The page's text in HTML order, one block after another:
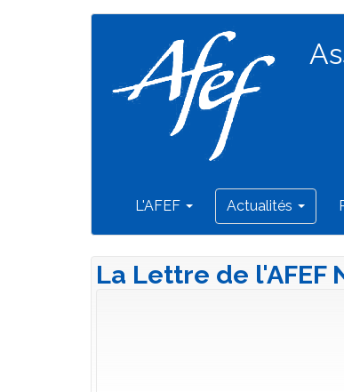
Navigation
principale
L'AFEF Actualités
La Lettre de l'AFEF